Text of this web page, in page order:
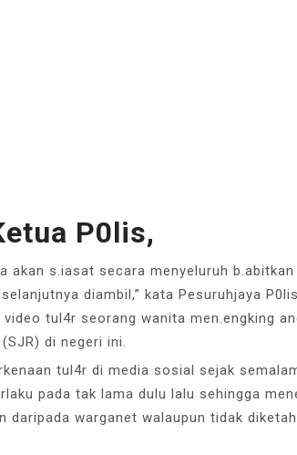
P0lis,
akan s.iasat secara menyeluruh
diambil,” kata Pesuruhjaya
video tul4r seorang wanita men.engking
di negeri ini.
tul4r di media sosial sejak
pada tak lama dulu lalu sehingga
daripada warganet walaupun tidak